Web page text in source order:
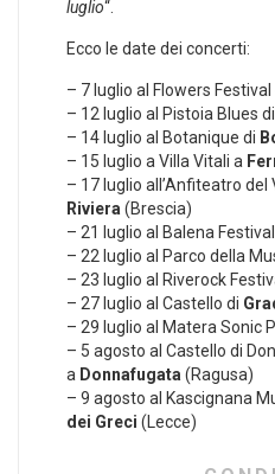
luglio“.
Ecco le date dei concerti:
– 7 luglio al Flowers Festival
– 12 luglio al Pistoia Blues di
– 14 luglio al Botanique di
– 15 luglio a Villa Vitali a
– 17 luglio all’Anfiteatro del
Riviera(Brescia)
– 21 luglio al Balena
– 22 luglio al Parco della
– 23 luglio al Riverock
– 27 luglio al Castello di
– 29 luglio al Matera Sonic
– 5 agosto al Castello di
a Donnafugata(Ragusa)
– 9 agosto al Kascignana
dei Greci (Lecce)